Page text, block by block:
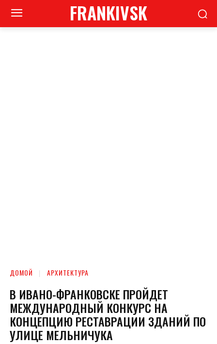
FRANKIVSK
ДОМОЙ АРХИТЕКТУРА
В ИВАНО-ФРАНКОВСКЕ ПРОЙДЕТ
МЕЖДУНАРОДНЫЙ КОНКУРС НА
КОНЦЕПЦИЮ РЕСТАВРАЦИИ ЗДАНИЙ ПО
УЛИЦЕ МЕЛЬНИЧУКА